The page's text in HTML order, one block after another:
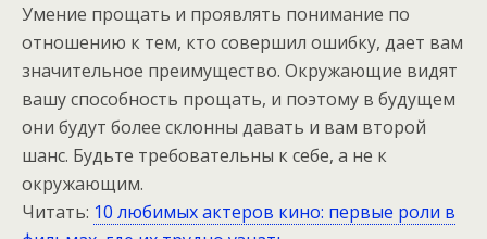
Умение прощать и проявлять понимание по
отношению к тем, кто совершил ошибку, дает вам
значительное преимущество. Окружающие видят
вашу способность прощать, и поэтому в будущем
они будут более склонны давать и вам второй
шанс. Будьте требовательны к себе, а не к
окружающим.
Читать: 10 любимых актеров кино: первые роли в